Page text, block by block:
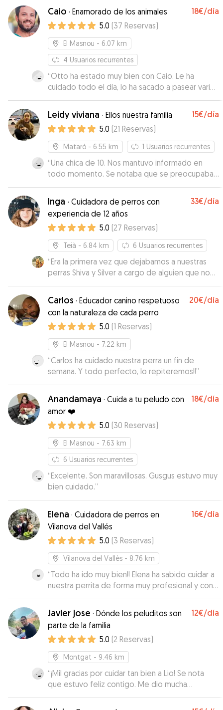
acabarem repetint, ja que, l’Agnes m’ha semblat
una persona super amable i m’anava enviant
videos i fotos per que veies com s’ho estava
pasant de be l’obi aixi que he quedat encantat
Caio · Enamorado de los animales 18€/día
5.0 (37 Reservas)
El Masnou - 6.07 km
4 Usuarios recurrentes
“Otto ha estado muy bien con Caio. Le ha
cuidado todo el día, lo ha sacado a pasear varias
veces y nos ha enviado fotos y vídeos. Ademas
ha venido a buscarlo súper puntual . Seguro que
repetiremos.”
Leidy viviana · Ellos nuestra familia 15€/día
5.0 (21 Reservas)
Mataró - 6.55 km 1 Usuarios recurrentes
“Una chica de 10. Nos mantuvo informado en
todo momento. Se notaba que se preocupaba
de mis perros con mucho cariño. Ningún
problema con ella. La recomiendo
perfectamente”
Inga · Cuidadora de perros con
experiencia de 12 años
33€/día
5.0 (27 Reservas)
Teià - 6.84 km 6 Usuarios recurrentes
“Era la primera vez que dejabamos a nuestras
perras Shiva y Silver a cargo de alguien que no
fuese de la familia por lo que nos costó mucho
dejarlas. A pesar de eso hemos tenido en todo
momento la tranquilidad de que estaban muy
bien atendidas. Cada dia teniamos fotos y algun
comentario de como estabamos. En el caso de
Shiva nos la ha devuelto mejor que como se la
dejamos. Es una perra que enseguida cogia
peso, y con sus caminatas diarias nos la ha
devuelto un poco mas delgada. Muchas gracias
Inga. Cuando tengamos que volver a dejarlas
repetiremos.
Carlos · Educador canino respetuoso
con la naturaleza de cada perro
20€/día
5.0 (1 Reservas)
El Masnou - 7.22 km
“Carlos ha cuidado nuestra perra un fin de
semana. Y todo perfecto, lo repiteremos!!”
Anandamaya · Cuida a tu peludo con
amor ❤️
18€/día
5.0 (30 Reservas)
El Masnou - 7.63 km
6 Usuarios recurrentes
“Excelente. Son maravillosas. Gusgus estuvo muy
bien cuidado.”
Elena · Cuidadora de perros en
Vilanova del Vallés
16€/día
5.0 (3 Reservas)
Vilanova del Vallès - 8.76 km
“Todo ha ido muy bien!! Elena ha sabido cuidar a
nuestra perrita de forma muy profesional y con
mucho cariño. Nos ha mantenido informados y
nos ha enviado fotos y videos. Muchas gracias
por todo!!”
Javier jose · Dónde los peluditos son
parte de la familia
12€/día
5.0 (2 Reservas)
Montgat - 9.46 km
“¡Mil gracias por cuidar tan bien a Lio! Se nota
que estuvo feliz contigo. Me dio mucha
tranquilidad saber que lo dejaba con alguien tan
atento y cariñoso.